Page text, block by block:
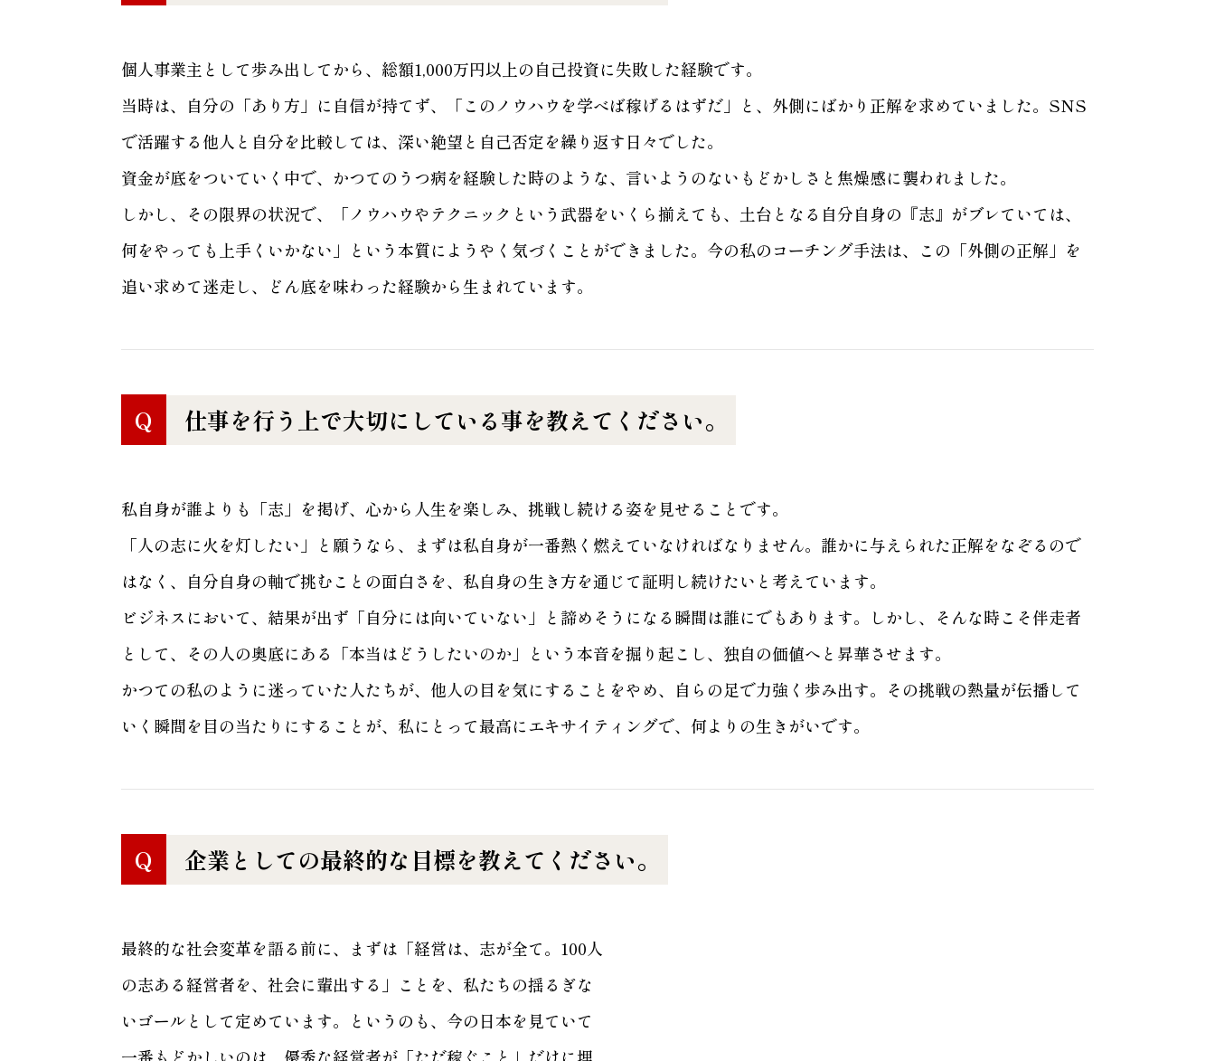
個人事業主として歩み出してから、総額1,000万円以上の自己投資に失敗した経験です。
当時は、自分の「あり方」に自信が持てず、「このノウハウを学べば稼げるはずだ」と、外側にばかり正解を求めていました。SNS
で活躍する他人と自分を比較しては、深い絶望と自己否定を繰り返す日々でした。
資金が底をついていく中で、かつてのうつ病を経験した時のような、言いようのないもどかしさと焦燥感に襲われました。
しかし、その限界の状況で、「ノウハウやテクニックという武器をいくら揃えても、土台となる自分自身の『志』がブレていては、
何をやっても上手くいかない」という本質にようやく気づくことができました。今の私のコーチング手法は、この「外側の正解」を
追い求めて迷走し、どん底を味わった経験から生まれています。
Q 仕事を行う上で大切にしている事を教えてください。
私自身が誰よりも「志」を掲げ、心から人生を楽しみ、挑戦し続ける姿を見せることです。
「人の志に火を灯したい」と願うなら、まずは私自身が一番熱く燃えていなければなりません。誰かに与えられた正解をなぞるので
はなく、自分自身の軸で挑むことの面白さを、私自身の生き方を通じて証明し続けたいと考えています。
ビジネスにおいて、結果が出ず「自分には向いていない」と諦めそうになる瞬間は誰にでもあります。しかし、そんな時こそ伴走者
として、その人の奥底にある「本当はどうしたいのか」という本音を掘り起こし、独自の価値へと昇華させます。
かつての私のように迷っていた人たちが、他人の目を気にすることをやめ、自らの足で力強く歩み出す。その挑戦の熱量が伝播して
いく瞬間を目の当たりにすることが、私にとって最高にエキサイティングで、何よりの生きがいです。
Q 企業としての最終的な目標を教えてください。
最終的な社会変革を語る前に、まずは「経営は、志が全て。100人
の志ある経営者を、社会に輩出する」ことを、私たちの揺るぎな
いゴールとして定めています。というのも、今の日本を見ていて